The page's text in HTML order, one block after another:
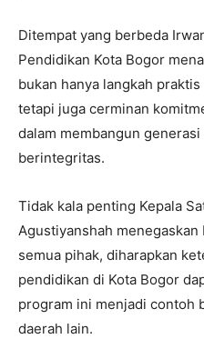
Ditempat yang berbeda
Pendidikan Kota Bogor
bukan hanya langkah
tetapi juga cerminan
dalam membangun
berintegritas.
Tidak kala penting Kepala
Agustiyanshah
semua pihak, diharapkan
pendidikan di Kota Bogor
program ini menjadi contoh
daerah lain.